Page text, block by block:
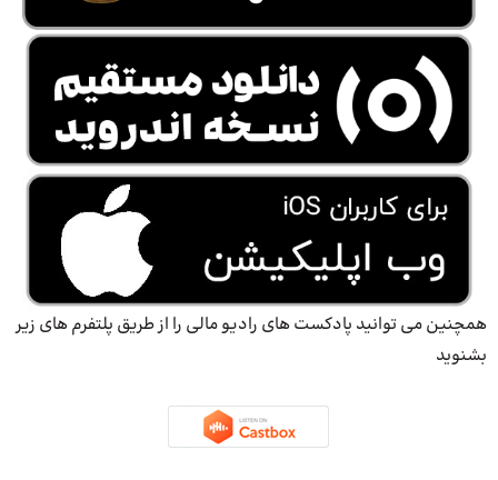
همچنین می توانید پادکست های رادیو مالی را از طریق پلتفرم های زیر
بشنوید